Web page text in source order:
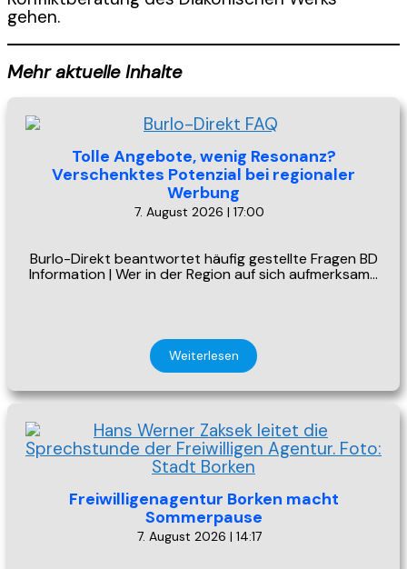
gehen.
Mehr aktuelle Inhalte
Tolle Angebote, wenig Resonanz?
Verschenktes Potenzial bei regionaler
Werbung
7. August 2026 | 17:00
Burlo-Direkt beantwortet häufig gestellte Fragen BD
Information | Wer in der Region auf sich aufmerksam…
Weiterlesen
Freiwilligenagentur Borken macht
Sommerpause
7. August 2026 | 14:17